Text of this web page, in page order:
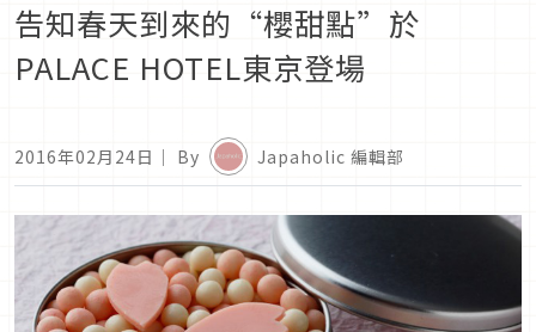
告知春天到來的“櫻甜點”於
PALACE HOTEL東京登場
2016年02月24日 ｜ By Japaholic 編輯部